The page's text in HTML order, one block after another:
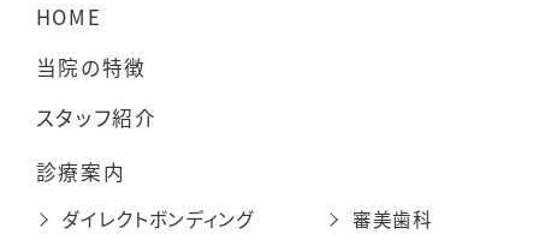
HOME
当院の特徴
スタッフ紹介
診療案内
ダイレクトボンディング
審美歯科